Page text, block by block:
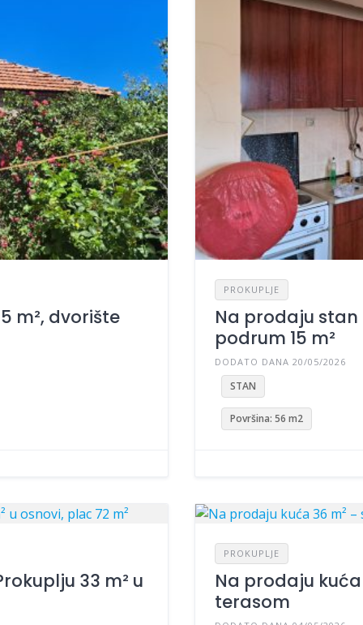
m², dvorište
PROKUPLJE
Na prodaju stan
podrum 15 m²
DODATO DANA 20/05/2026
STAN
Površina: 56 m2
33 m² u
PROKUPLJE
Na prodaju
terasom